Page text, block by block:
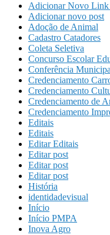
Adicionar Novo Link
Adicionar novo post
Adoção de Animal
Cadastro Catadores
Coleta Seletiva
Concurso Escolar
Conferência
Credenciamento
Credenciamento
Credenciamento de
Credenciamento
Editais
Editais
Editar Editais
Editar post
Editar post
Editar post
História
identidadevisual
Início
Início PMPA
Inova Agro